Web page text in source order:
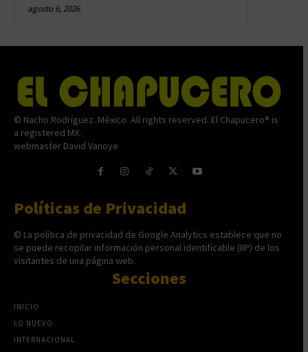
agosto 6, 2026
© Nacho Rodríguez. México. All rights reserved. El Chapucero® is
a registered MX.
webmaster David Vanoye
Políticas de Privacidad
© La política de privacidad de Google Analytics establece que no
se puede recopilar información personal identificable (IIP) de los
visitantes de una página web.
Secciones
INICIO
LO NUEVO
INTERNACIONAL